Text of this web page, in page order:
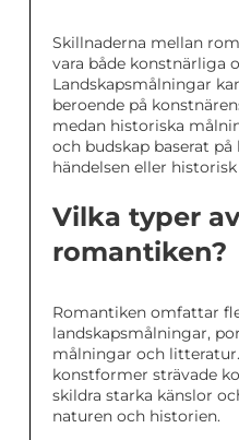
Skillnaderna mellan
vara både konstnärliga
Landskapsmålningar
beroende på
medan historiska
och budskap baserat
händelsen eller
Vilka typer
romantiken?
Romantiken omfattar
landskapsmålningar,
målningar och
konstformer strävade
skildra starka känslor
naturen och historien.